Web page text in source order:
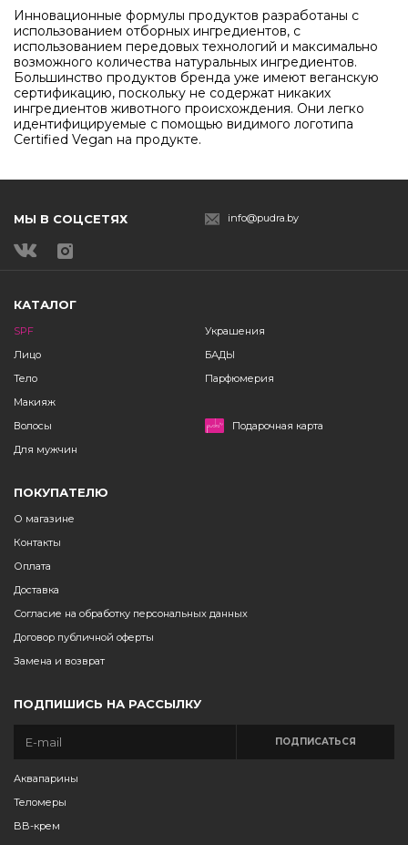
Инновационные формулы продуктов разработаны с
использованием отборных ингредиентов, с
использованием передовых технологий и максимально
возможного количества натуральных ингредиентов.
Большинство продуктов бренда уже имеют веганскую
сертификацию, поскольку не содержат никаких
ингредиентов животного происхождения. Они легко
идентифицируемые с помощью видимого логотипа
Certified Vegan на продукте.
МЫ В СОЦСЕТЯХ info@pudra.by
КАТАЛОГ
SPF
Лицо
Тело
Макияж
Волосы
Для мужчин
Украшения
БАДЫ
Парфюмерия
Подарочная карта
ПОКУПАТЕЛЮ
О магазине
Контакты
Оплата
Доставка
Согласие на обработку персональных данных
Договор публичной оферты
Замена и возврат
ПОДПИШИСЬ НА РАССЫЛКУ
ПОДПИСАТЬСЯ
Аквапарины
Теломеры
BB-крем